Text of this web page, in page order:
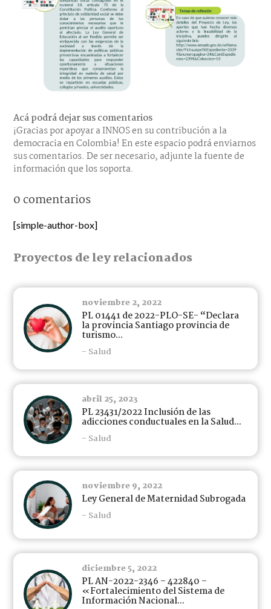
Acá podrá dejar sus comentarios
¡Gracias por apoyar a INNOS en su contribución a la
democracia en Colombia! En este espacio podrá enviarnos
sus comentarios. De ser necesario, adjunte la fuente de
información que los soporta.
0 comentarios
[simple-author-box]
Proyectos de ley relacionados
noviembre 2, 2022
PL 01441 de 2022-PLO-SE- “Declara
la provincia Santiago provincia de
turismo...
- Salud
abril 25, 2023
PL 23431/2022 Inclusión de las
adicciones conductuales en la Salud...
- Salud
noviembre 9, 2022
Ley General de Maternidad Subrogada
- Salud
diciembre 5, 2022
PL AN-2022-2346 – 422840 –
«Fortalecimiento del Sistema de
Información Nacional...